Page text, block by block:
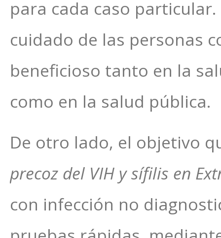
para cada caso
cuidado de las personas
beneficioso tanto en la
como en la salud pública.
De otro lado, el objetivo
precoz del VIH y sífilis en
con infección no